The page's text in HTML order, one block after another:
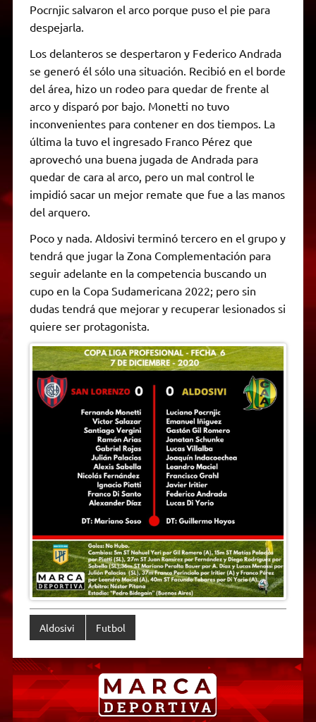
Pocrnjic salvaron el arco porque puso el pie para
despejarla.
Los delanteros se despertaron y Federico Andrada
se generó él sólo una situación. Recibió en el borde
del área, hizo un rodeo para quedar de frente al
arco y disparó por bajo. Monetti no tuvo
inconvenientes para contener en dos tiempos. La
última la tuvo el ingresado Franco Pérez que
aprovechó una buena jugada de Andrada para
quedar de cara al arco, pero un mal control le
impidió sacar un mejor remate que fue a las manos
del arquero.
Poco y nada. Aldosivi terminó tercero en el grupo y
tendrá que jugar la Zona Complementación para
seguir adelante en la competencia buscando un
cupo en la Copa Sudamericana 2022; pero sin
dudas tendrá que mejorar y recuperar lesionados si
quiere ser protagonista.
Aldosivi Futbol